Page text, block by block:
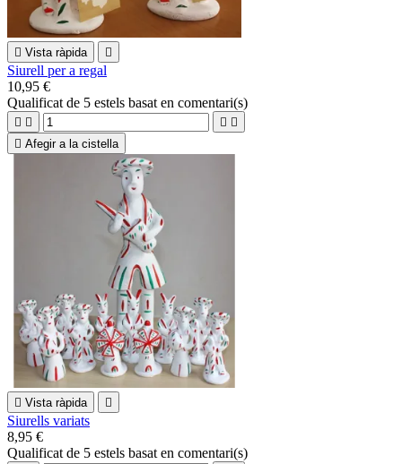
 Vista ràpida 
Siurell per a regal
10,95 €
Qualificat de 5 estels basat en comentari(s)
   
 Afegir a la cistella
 Vista ràpida 
Siurells variats
8,95 €
Qualificat de 5 estels basat en comentari(s)